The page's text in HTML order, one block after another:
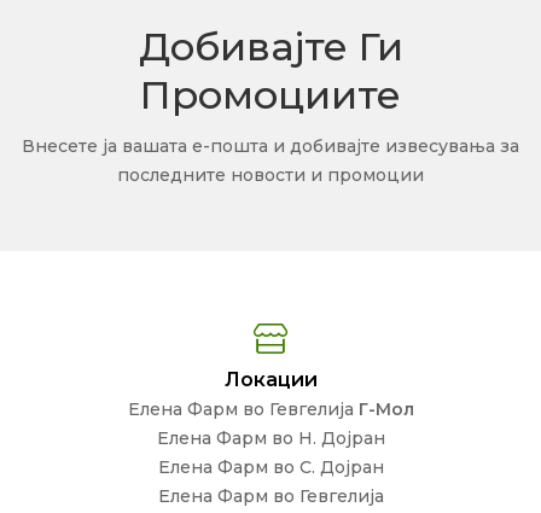
Добивајте Ги
Промоциите
Внесете ја вашата е-пошта и добивајте извесувања за
последните новости и промоции
Локации
Елена Фарм во Гевгелија Г-Мол
Елена Фарм во Н. Дојран
Елена Фарм во С. Дојран
Елена Фарм во Гевгелија